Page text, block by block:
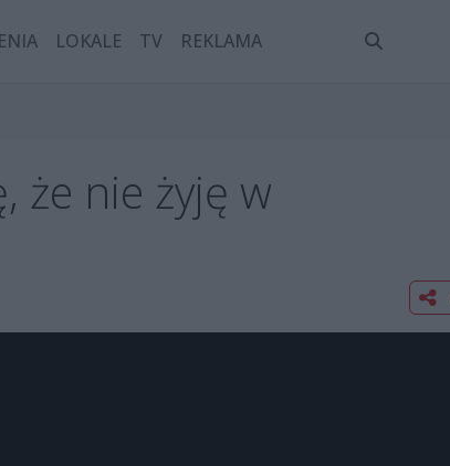
LOKALE TV REKLAMA
że nie żyję w